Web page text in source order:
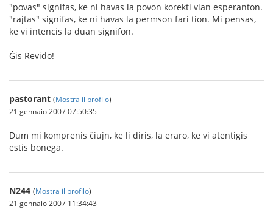
"povas" signifas, ke ni havas la povon korekti vian esperanton.
"rajtas" signifas, ke ni havas la permson fari tion. Mi pensas,
ke vi intencis la duan signifon.
Ĝis Revido!
pastorant (Mostra il profilo)
21 gennaio 2007 07:50:35
Dum mi komprenis ĉiujn, ke li diris, la eraro, ke vi atentigis
estis bonega.
N244 (Mostra il profilo)
21 gennaio 2007 11:34:43